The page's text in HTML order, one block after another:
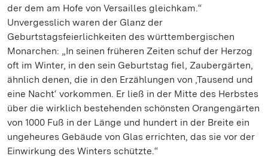
der dem am Hofe von Versailles gleichkam.“
Unvergesslich waren der Glanz der
Geburtstagsfeierlichkeiten des württembergischen
Monarchen: „In seinen früheren Zeiten schuf der Herzog
oft im Winter, in den sein Geburtstag fiel, Zaubergärten,
ähnlich denen, die in den Erzählungen von ‚Tausend und
eine Nacht‘ vorkommen. Er ließ in der Mitte des Herbstes
über die wirklich bestehenden schönsten Orangengärten
von 1000 Fuß in der Länge und hundert in der Breite ein
ungeheures Gebäude von Glas errichten, das sie vor der
Einwirkung des Winters schützte.“